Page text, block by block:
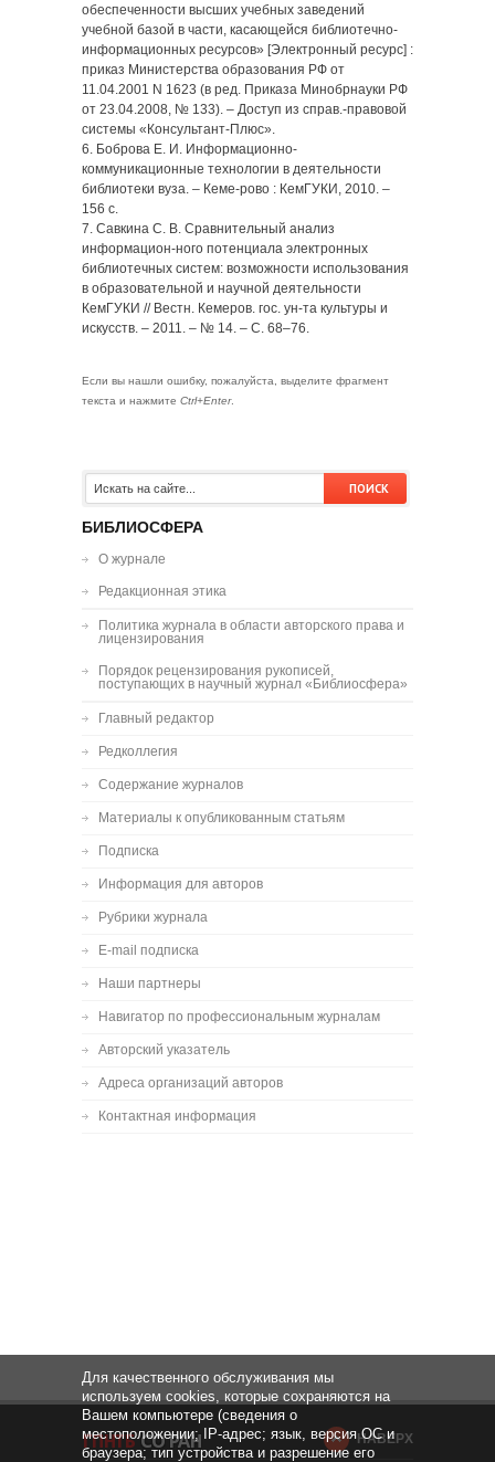
обеспеченности высших учебных заведений
учебной базой в части, касающейся библиотечно-
информационных ресурсов» [Электронный ресурс] :
приказ Министерства образования РФ от
11.04.2001 N 1623 (в ред. Приказа Минобрнауки РФ
от 23.04.2008, № 133). – Доступ из справ.-правовой
системы «Консультант-Плюс».
6. Боброва Е. И. Информационно-
коммуникационные технологии в деятельности
библиотеки вуза. – Кеме-рово : КемГУКИ, 2010. –
156 с.
7. Савкина С. В. Сравнительный анализ
информацион-ного потенциала электронных
библиотечных систем: возможности использования
в образовательной и научной деятельности
КемГУКИ // Вестн. Кемеров. гос. ун-та культуры и
искусств. – 2011. – № 14. – С. 68–76.
Если вы нашли ошибку, пожалуйста, выделите фрагмент
текста и нажмите Ctrl+Enter.
БИБЛИОСФЕРА
О журнале
Редакционная этика
Политика журнала в области авторского права и
лицензирования
Порядок рецензирования рукописей,
поступающих в научный журнал «Библиосфера»
Главный редактор
Редколлегия
Содержание журналов
Материалы к опубликованным статьям
Подписка
Информация для авторов
Рубрики журнала
E-mail подписка
Наши партнеры
Навигатор по профессиональным журналам
Авторский указатель
Адреса организаций авторов
Контактная информация
НАВЕРХ
Для качественного обслуживания мы
используем cookies, которые сохраняются на
Вашем компьютере (сведения о
местоположении; IP-адрес; язык, версия ОС и
браузера; тип устройства и разрешение его